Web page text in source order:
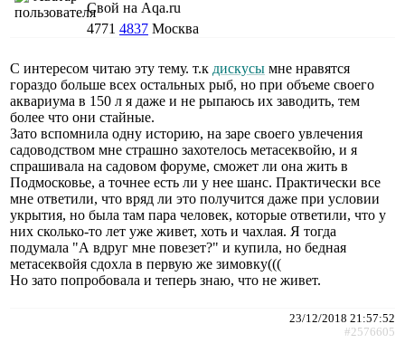
Свой на Aqa.ru
4771 4837 Москва
С интересом читаю эту тему. т.к дискусы мне нравятся
гораздо больше всех остальных рыб, но при объеме своего
аквариума в 150 л я даже и не рыпаюсь их заводить, тем
более что они стайные.
Зато вспомнила одну историю, на заре своего увлечения
садоводством мне страшно захотелось метасеквойю, и я
спрашивала на садовом форуме, сможет ли она жить в
Подмосковье, а точнее есть ли у нее шанс. Практически все
мне ответили, что вряд ли это получится даже при условии
укрытия, но была там пара человек, которые ответили, что у
них сколько-то лет уже живет, хоть и чахлая. Я тогда
подумала "А вдруг мне повезет?" и купила, но бедная
метасеквойя сдохла в первую же зимовку(((
Но зато попробовала и теперь знаю, что не живет.
23/12/2018 21:57:52
#2576605